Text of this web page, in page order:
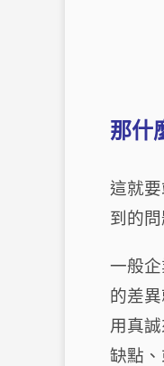
那什
這就要
到的
一般
的差
用真
缺點